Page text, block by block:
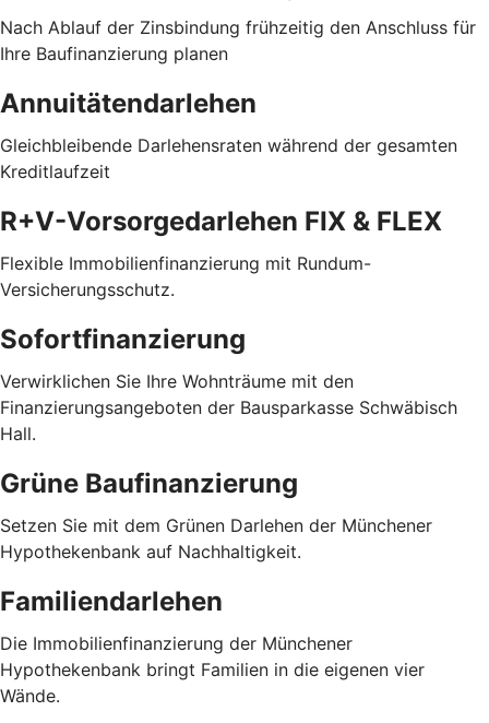
Nach Ablauf der Zinsbindung frühzeitig den Anschluss für
Ihre Baufinanzierung planen
Annuitätendarlehen
Gleichbleibende Darlehensraten während der gesamten
Kreditlaufzeit
R+V-Vorsorgedarlehen FIX & FLEX
Flexible Immobilienfinanzierung mit Rundum-
Versicherungsschutz.
Sofortfinanzierung
Verwirklichen Sie Ihre Wohnträume mit den
Finanzierungsangeboten der Bausparkasse Schwäbisch
Hall.
Grüne Baufinanzierung
Setzen Sie mit dem Grünen Darlehen der Münchener
Hypothekenbank auf Nachhaltigkeit.
Familiendarlehen
Die Immobilienfinanzierung der Münchener
Hypothekenbank bringt Familien in die eigenen vier
Wände.